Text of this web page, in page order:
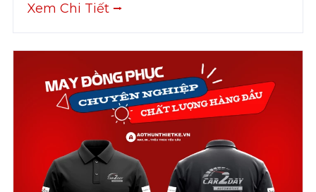
Xem Chi Tiết ⭢